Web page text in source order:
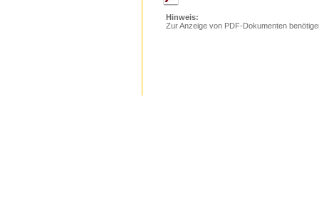
Hinweis:
Zur Anzeige von PDF-Dokumenten